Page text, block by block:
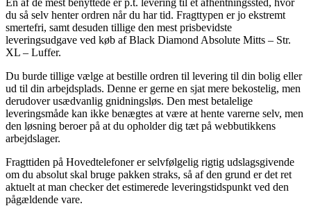
du så selv henter ordren når du har tid. Fragttypen er jo ekstremt
smertefri, samt desuden tillige den mest prisbevidste
leveringsudgave ved køb af Black Diamond Absolute Mitts – Str.
XL – Luffer.
Du burde tillige vælge at bestille ordren til levering til din bolig eller
ud til din arbejdsplads. Denne er gerne en sjat mere bekostelig, men
derudover usædvanlig gnidningsløs. Den mest betalelige
leveringsmåde kan ikke benægtes at være at hente varerne selv, men
den løsning beroer på at du opholder dig tæt på webbutikkens
arbejdslager.
Fragttiden på Hovedtelefoner er selvfølgelig rigtig udslagsgivende
om du absolut skal bruge pakken straks, så af den grund er det ret
aktuelt at man checker det estimerede leveringstidspunkt ved den
pågældende vare.